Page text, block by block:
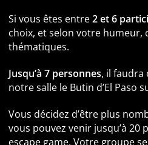
Si vous êtes entre2 et 6
choix, et selon votre humeur,
thématiques.
Jusqu’à 7 personnes, il
notre salle le Butin d’El Paso
Vous décidez d’être plus
vous pouvez venir jusqu’à 20
escape game. Votre groupe